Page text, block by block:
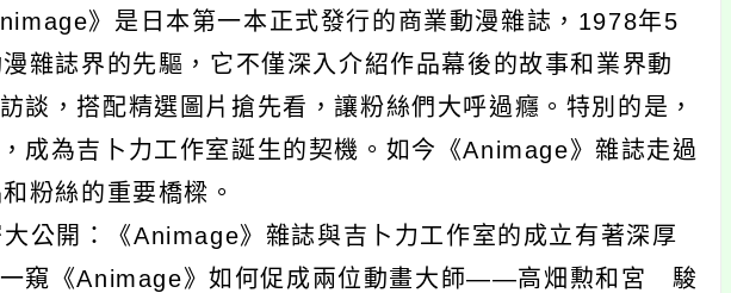
》是日本第一本正式發行的商業動漫雜誌，1978年5
雜誌界的先驅，它不僅深入介紹作品幕後的故事和業界動
談，搭配精選圖片搶先看，讓粉絲們大呼過癮。特別的是，
成為吉卜力工作室誕生的契機。如今《Animage》雜誌走過
粉絲的重要橋樑。
開：《Animage》雜誌與吉卜力工作室的成立有著深厚
一窺《Animage》如何促成兩位動畫大師——高畑勲和宮 駿